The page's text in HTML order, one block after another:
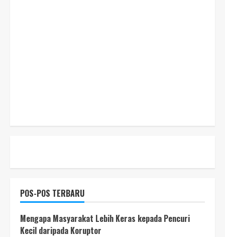
POS-POS TERBARU
Mengapa Masyarakat Lebih Keras kepada Pencuri
Kecil daripada Koruptor